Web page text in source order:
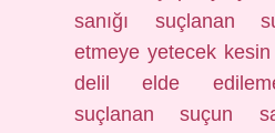
sanığı suçlanan
etmeye yetecek
delil elde
suçlanan suçun